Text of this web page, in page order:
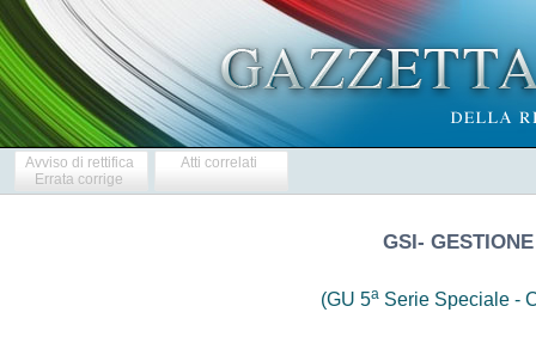
Avviso di rettifica
Errata corrige
Atti correlati
GSI-
(GU 5a Serie Speciale -